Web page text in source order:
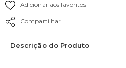
Adicionar aos favoritos
Compartilhar
Descrição do Produto